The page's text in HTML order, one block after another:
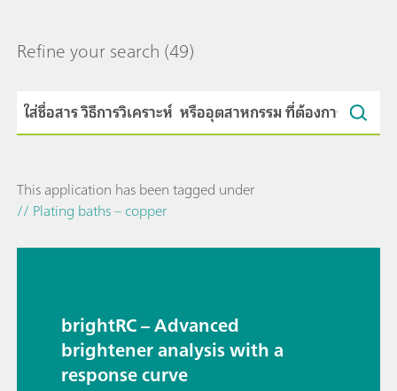
Refine your search (49)
This application has been tagged under
// Plating baths – copper
brightRC – Advanced
brightener analysis with a
response curve